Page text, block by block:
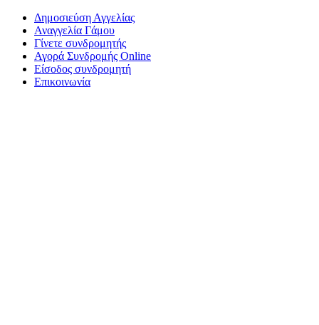
Δημοσιεύση Αγγελίας
Αναγγελία Γάμου
Γίνετε συνδρομητής
Αγορά Συνδρομής Online
Είσοδος συνδρομητή
Επικοινωνία